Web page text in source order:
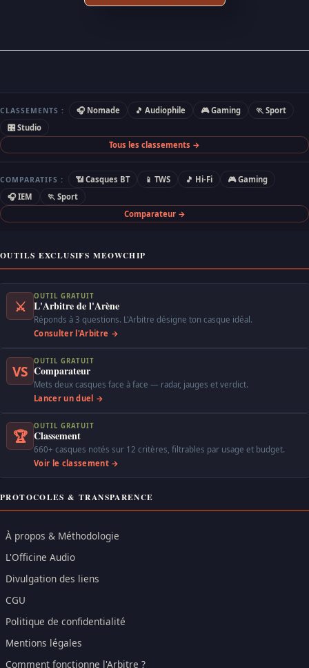
CLASSEMENTS : 🎧 Nomade 🎵 Audiophile 🎮 Gaming
🏃 Sport
🎛 Studio
Tous les classements →
COMPARATIFS : 📶 Casques BT 📱 TWS 🎵 Hi-Fi
🎮 Gaming
🎧 IEM
🏃 Sport
Comparateur →
OUTILS EXCLUSIFS MEOWCHIP
⚔
OUTIL GRATUIT
L'Arbitre de l'Arène
Réponds à 3 questions. L'Arbitre désigne ton casque idéal.
Consulter l'Arbitre →
VS
OUTIL GRATUIT
Comparateur
Mets deux casques face à face — radar, jauges et verdict.
Lancer un duel →
🏆
OUTIL GRATUIT
Classement
660+ casques notés sur 12 critères, filtrables par usage et budget.
Voir le classement →
PROTOCOLES & TRANSPARENCE
À propos & Méthodologie
L'Officine Audio
Divulgation des liens
CGU
Politique de confidentialité
Mentions légales
Comment fonctionne l'Arbitre ?